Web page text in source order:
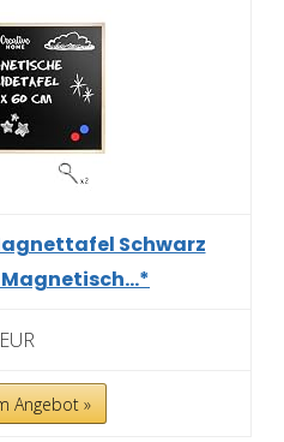
Schwarz
Angebot »